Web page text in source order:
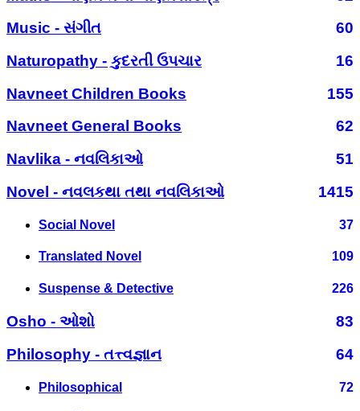
Music - સંગીત
60
Naturopathy - કુદરતી ઉપચાર
16
Navneet Children Books
155
Navneet General Books
62
Navlika - નવલિકાઓ
51
Novel - નવલકથા તથા નવલિકાઓ
1415
Social Novel 37
Translated Novel 109
Suspense & Detective 226
Osho - ઓશો
83
Philosophy - તત્ત્વજ્ઞાન
64
Philosophical 72